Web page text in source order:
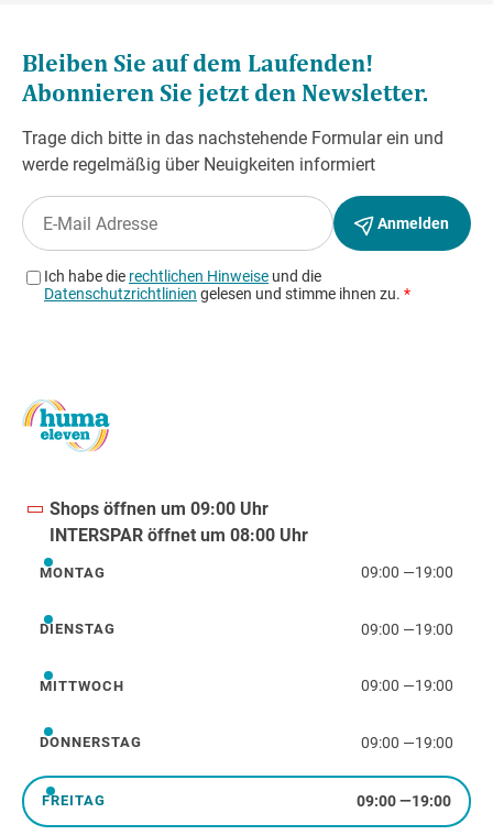
Shops öffnen um 09:00 Uhr
INTERSPAR öffnet um 08:00 Uhr
Montag
MONTAG 09:00 —19:00
Dienstag
DIENSTAG 09:00 —19:00
Mittwoch
MITTWOCH 09:00 —19:00
Donnerstag
DONNERSTAG 09:00 —19:00
Freitag
FREITAG 09:00—19:00